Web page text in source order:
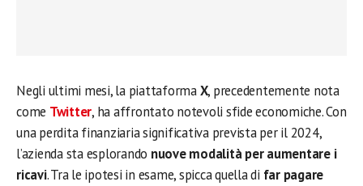
Negli ultimi mesi, la piattaformaX, precedentemente nota
come Twitter, ha affrontato notevoli sfide economiche. Con
una perdita finanziaria significativa prevista per il 2024,
l’azienda sta esplorando nuove modalità per aumentare i
ricavi. Tra le ipotesi in esame, spicca quella di far pagare